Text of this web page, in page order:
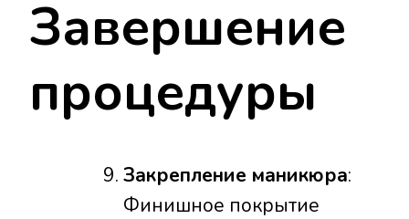
Завершение
процедуры
Закрепление маникюра:
Финишное покрытие